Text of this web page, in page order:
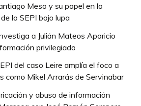
Mesa y su papel en la
la SEPI bajo lupa
a Julián Mateos Aparicio
privilegiada
del caso Leire amplía el foco a
como Mikel Arrarás de Servinabar
y abuso de información